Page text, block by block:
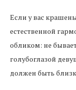
Если у вас
естественной
обликом: не
голубоглазой
должен быть